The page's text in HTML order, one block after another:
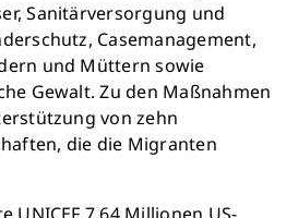
Sanitärversorgung und
Casemanagement,
und Müttern sowie
Gewalt. Zu den Maßnahmen
von zehn
die die Migranten